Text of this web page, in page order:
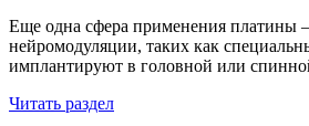
Еще одна сфера применения платины
нейромодуляции, таких как
имплантируют в головной или
Читать раздел